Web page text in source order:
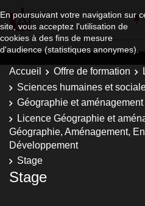
En poursuivant votre navigation sur
site, vous acceptez l'utilisation de
cookies à des fins de mesure
d'audience (statistiques anonymes).
Accueil Offre de formation
Sciences humaines et
Géographie et aménagement
Licence Géographie et
Géographie, Aménagement,
Développement
Stage
Stage